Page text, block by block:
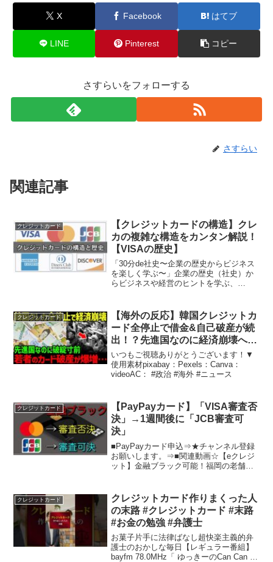
X Facebook はてブ
LINE Pinterest コピー
さすらいをフォローする
さすらい
関連記事
クレジットカード
【クレジットカードの構造】クレ
カの複雑な構造をカンタン解説！
【VISAの歴史】
「30分de社史〜企業の歴史からビジネス
を楽しく学ぶ〜」企業の歴史（社史）か
らビジネスや経営のヒントを学ぶ、
はじめに00:00 9月は金融01:30...
クレジットカード
【海外の反応】韓国クレジットカ
ード全停止で借金&自己破産が続
出！？先進国なのに経済崩壊へ…
いつもご視聴ありがとうございます！▼
使用素材pixabay：Pexels：Canva：
videoAC： #政治 #海外 #ニュース
クレジットカード
【PayPayカード】「VISA審査否
決」→1週間後に「JCB審査可
決」
■PayPayカード申込⇒★チャンネル登録
お願いします。⇒■関連動画☆【eクレジ
ット】金融ブラック可能！福岡の老舗の
融ブラック】ジモティなら車をローンで
購入出来...
クレジットカード
クレジットカード作りまくった人
の末路 #クレジットカード #末路
#お金の勉強 #弁護士
お菓子片手に法律ばなし超快楽主義的弁
護士のおかしな毎日【レギュラー番組】
bayfm 78.0MHz「 ゆっきーのCan Can do